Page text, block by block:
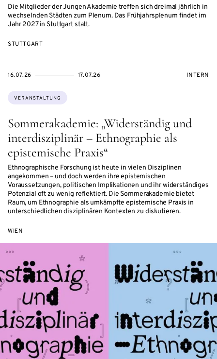
Die Mitglieder der Jungen Akademie treffen sich dreimal jährlich in
wechselnden Städten zum Plenum. Das Frühjahrsplenum findet im
Jahr 2027 in Stuttgart statt.
STUTTGART
Sommerakademie: „Widerständig und
interdisziplinär – Ethnographie als
epistemische Praxis“
Ethnographische Forschung ist heute in vielen Disziplinen
angekommen – und doch werden ihre epistemischen
Voraussetzungen, politischen Implikationen und ihr widerständiges
Potenzial oft zu wenig reflektiert. Die Sommerakademie bietet
Raum, um Ethnographie als umkämpfte epistemische Praxis in
unterschiedlichen disziplinären Kontexten zu diskutieren.
Themen:
VERANSTALTUNG
EVENTBEGINSON
16.07.26
EVENTENDSON 17.07.26 INTERN
WIEN